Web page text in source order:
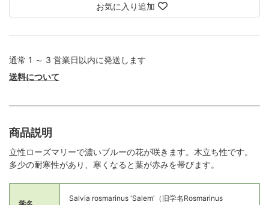
お気に入り追加
通常 1 ～ 3 営業日以内に発送します
送料について
商品説明
立性ローズマリーで濃いブルーの花が咲きます。木立ち性です。
多少の耐寒性があり、寒くなると葉が赤みを帯びます。
Salvia rosmarinus 'Salem'（旧学名Rosmarinus